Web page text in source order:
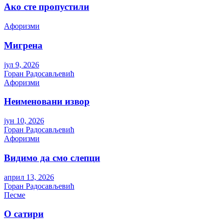
Ако сте пропустили
Aфоризми
Мигрена
јул 9, 2026
Горан Радосављевић
Aфоризми
Неименовани извор
јун 10, 2026
Горан Радосављевић
Aфоризми
Видимо да смо слепци
април 13, 2026
Горан Радосављевић
Песме
О сатири